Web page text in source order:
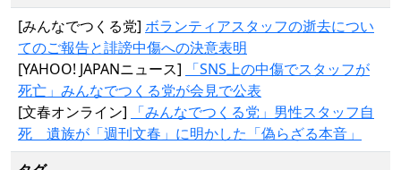
[みんなでつくる党] ボランティアスタッフの逝去につい
てのご報告と誹謗中傷への決意表明
[YAHOO! JAPANニュース]
「SNS上の中傷でスタッフが
死亡」みんなでつくる党が会見で公表
[文春オンライン]
「みんなでつくる党」男性スタッフ自
死 遺族が「週刊文春」に明かした「偽らざる本音」